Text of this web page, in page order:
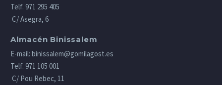
Telf. 971 295 405
C/ Asegra, 6
Almacén Binissalem
E-mail: binissalem@gomilagost.es
Telf. 971 105 001
C/ Pou Rebec, 11